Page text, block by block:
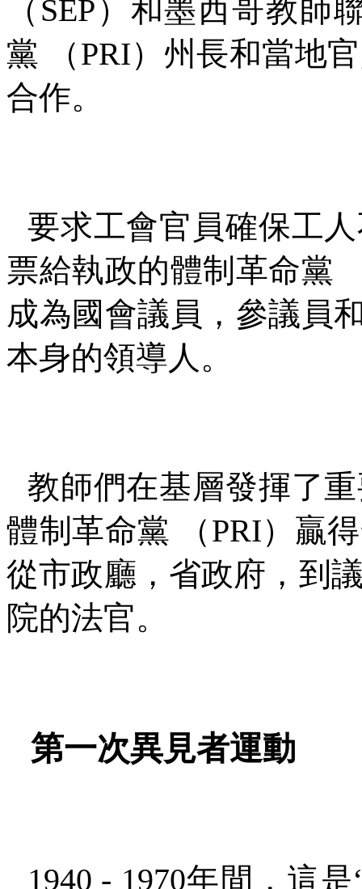
（ SEP ）和墨西哥教師
黨
（PRI）州長和當地
合作。
要求工會官員確保工
票給執政的體制革命黨
成為國會議員，參議員
本身的領導人。
教師們在基層發揮了
體制革命黨
（PRI）贏
從市政廳，省政府，到
院的法官。
第一次異見者運動
1940 - 1970年間，這